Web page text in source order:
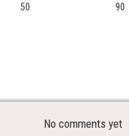
50 90
No comments yet